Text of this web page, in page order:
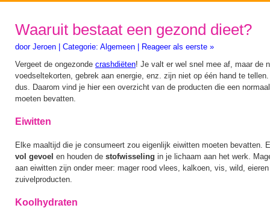
Waaruit bestaat een gezond dieet?
door Jeroen Categorie: Algemeen
Reageer als eerste »
Vergeet de ongezonde crashdiëten! Je valt er wel snel mee af, maar de
voedseltekorten, gebrek aan energie, enz. zijn niet op één hand te
dus. Daarom vind je hier een overzicht van de producten die een
moeten bevatten.
Eiwitten
Elke maaltijd die je consumeert zou eigenlijk eiwitten moeten bevatten.
vol gevoel en houden de stofwisseling in je lichaam aan het werk.
aan eiwitten zijn onder meer: mager rood vlees, kalkoen, vis, wild,
zuivelproducten.
Koolhydraten